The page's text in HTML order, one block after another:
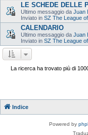
LE SCHEDE DELLE
Ultimo messaggio da Juan
Inviato in SZ The League
CALENDARIO
Ultimo messaggio da Juan
Inviato in SZ The League
La ricerca ha trovato più di
Indice
Powered by